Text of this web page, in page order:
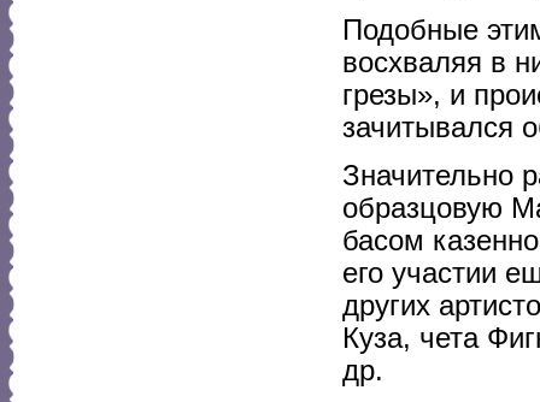
Подобные
восхваляя в
грезы», и
зачитывался
Значительно
образцовую
басом
его участии
других
Куза, чета
др.